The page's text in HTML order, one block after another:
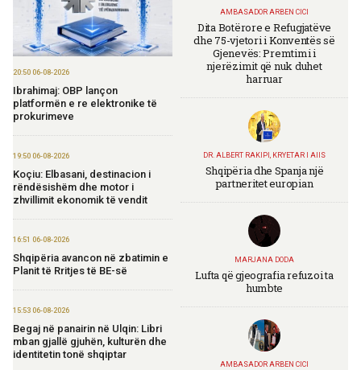
20:50 06-08-2026
Ibrahimaj: OBP lançon
platformën e re elektronike të
prokurimeve
19:50 06-08-2026
Koçiu: Elbasani, destinacion i
rëndësishëm dhe motor i
zhvillimit ekonomik të vendit
16:51 06-08-2026
Shqipëria avancon në zbatimin e
Planit të Rritjes të BE-së
15:53 06-08-2026
Begaj në panairin në Ulqin: Libri
mban gjallë gjuhën, kulturën dhe
identitetin tonë shqiptar
AMBASADOR ARBEN CICI
Dita Botërore e Refugjatëve
dhe 75-vjetori i Konventës së
Gjenevës: Premtimi i
njerëzimit që nuk duhet
harruar
DR. ALBERT RAKIPI, KRYETAR I AIIS
Shqipëria dhe Spanja një
partneritet europian
MARJANA DODA
Lufta që gjeografia refuzoi ta
humbte
AMBASADOR ARBEN CICI